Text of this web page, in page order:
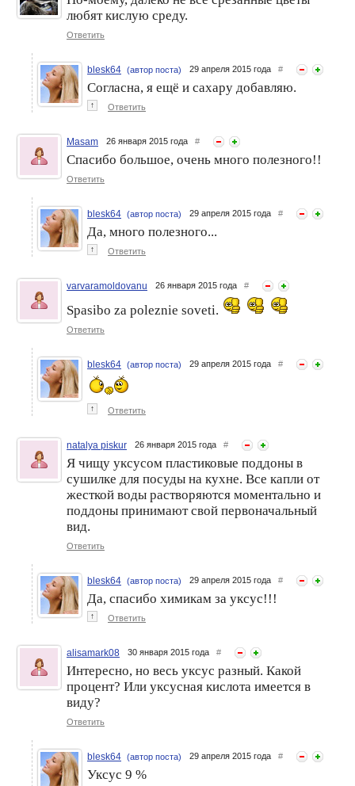
любят кислую среду.
Ответить
blesk64 (автор поста) 29 апреля 2015 года #
Согласна, я ещё и сахару добавляю.
↑ Ответить
Masam 26 января 2015 года #
Спасибо большое, очень много полезного!!
Ответить
blesk64 (автор поста) 29 апреля 2015 года #
Да, много полезного...
↑ Ответить
varvaramoldovanu 26 января 2015 года #
Spasibo za poleznie soveti.
Ответить
blesk64 (автор поста) 29 апреля 2015 года #
↑ Ответить
natalya piskur 26 января 2015 года #
Я чищу уксусом пластиковые поддоны в
сушилке для посуды на кухне. Все капли от
жесткой воды растворяются моментально и
поддоны принимают свой первоначальный
вид.
Ответить
blesk64 (автор поста) 29 апреля 2015 года #
Да, спасибо химикам за уксус!!!
↑ Ответить
alisamark08 30 января 2015 года #
Интересно, но весь уксус разный. Какой
процент? Или уксусная кислота имеется в
виду?
Ответить
blesk64 (автор поста) 29 апреля 2015 года #
Уксус 9 %